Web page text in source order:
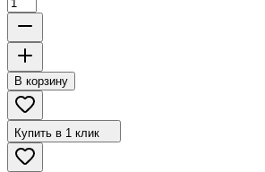
В корзину
Купить в 1 клик